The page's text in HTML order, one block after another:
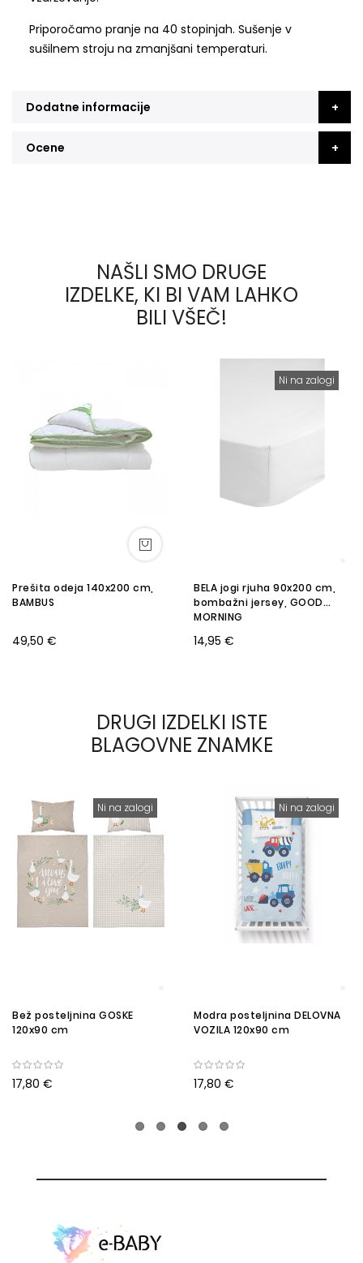
Priporočamo pranje na 40 stopinjah. Sušenje v
sušilnem stroju na zmanjšani temperaturi.
Dodatne informacije
Ocene
NAŠLI SMO DRUGE
IZDELKE, KI BI VAM LAHKO
BILI VŠEČ!
Prešita odeja 140x200 cm,
BAMBUS
49,50 €
Ni na zalogi
BELA jogi rjuha 90x200 cm,
bombažni jersey, GOOD
MORNING
14,95 €
DRUGI IZDELKI ISTE
BLAGOVNE ZNAMKE
Ni na zalogi
Bež posteljnina GOSKE
120x90 cm
17,80 €
Ni na zalogi
Modra posteljnina DELOVNA
VOZILA 120x90 cm
17,80 €